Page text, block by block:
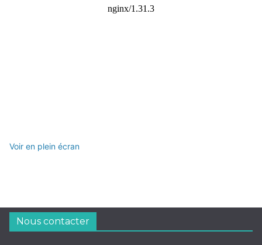
Voir en plein écran
Nous contacter